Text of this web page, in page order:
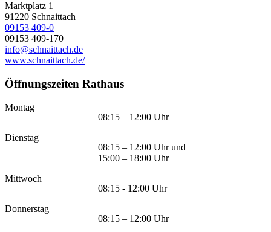
Marktplatz 1
91220 Schnaittach
09153 409-0
09153 409-170
info@schnaittach.de
www.schnaittach.de/
Öffnungszeiten Rathaus
Montag
08:15 – 12:00 Uhr
Dienstag
08:15 – 12:00 Uhr und
15:00 – 18:00 Uhr
Mittwoch
08:15 - 12:00 Uhr
Donnerstag
08:15 – 12:00 Uhr